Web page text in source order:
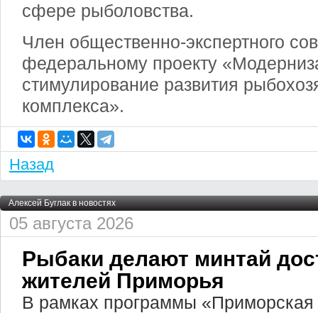
сфере рыболовства.
Член общественно-экспертного
федеральному проекту
стимулирование развития
комплекса».
Назад
Алексей Буглак в новостях
05 августа 2026
Рыбаки делают минтай
жителей Приморья
В рамках программы